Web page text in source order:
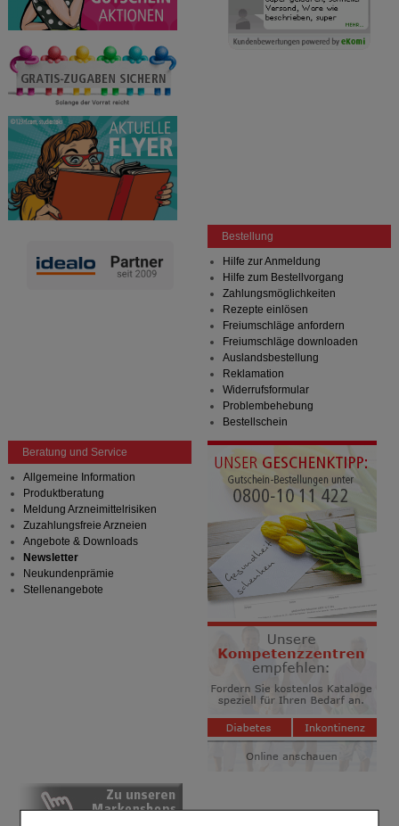
Bestellung
Hilfe zur Anmeldung
Hilfe zum Bestellvorgang
Zahlungsmöglichkeiten
Rezepte einlösen
Freiumschläge anfordern
Freiumschläge downloaden
Auslandsbestellung
Reklamation
Widerrufsformular
Problembehebung
Bestellschein
Beratung und Service
Allgemeine Information
Produktberatung
Meldung Arzneimittelrisiken
Zuzahlungsfreie Arzneien
Angebote & Downloads
Newsletter
Neukundenprämie
Stellenangebote